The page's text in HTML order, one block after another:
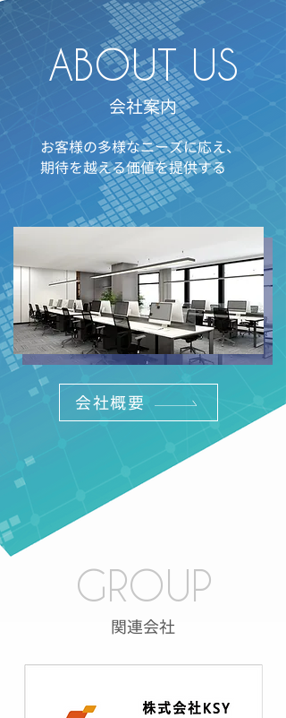
ABOUT US
​会社案内
お客様の多様なニーズに応え、
期待を越える価値を提供する
会社概要
GROUP
関連会社